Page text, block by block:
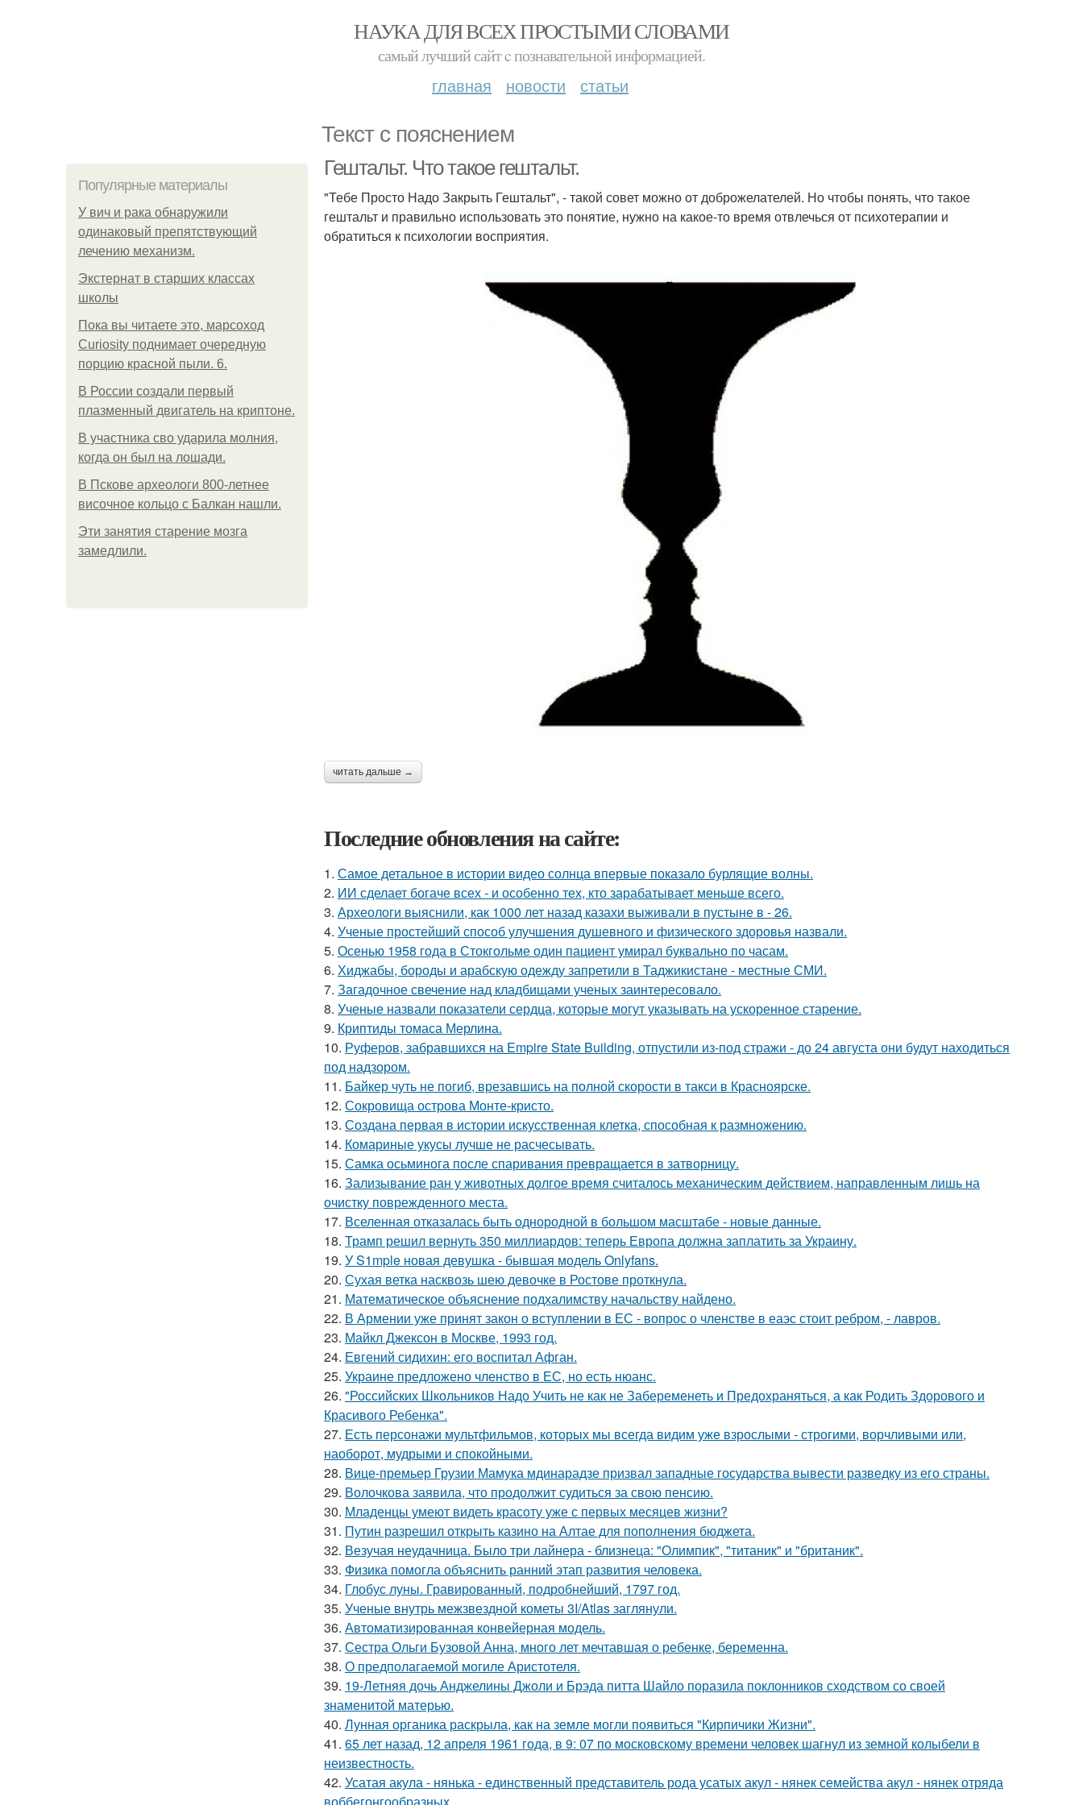
НАУКА ДЛЯ ВСЕХ ПРОСТЫМИ СЛОВАМИ
самый лучший сайт c познавательной информацией.
главная новости статьи
Текст с пояснением
Популярные материалы
У вич и рака обнаружили
одинаковый препятствующий
лечению механизм.
Экстернат в старших классах
школы
Пока вы читаете это, марсоход
Curiosity поднимает очередную
порцию красной пыли. 6.
В России создали первый
плазменный двигатель на криптоне.
В участника сво ударила молния,
когда он был на лошади.
В Пскове археологи 800-летнее
височное кольцо с Балкан нашли.
Эти занятия старение мозга
замедлили.
Гештальт. Что такое гештальт.
"Тебе Просто Надо Закрыть Гештальт", - такой совет можно от доброжелателей. Но чтобы понять, что такое
гештальт и правильно использовать это понятие, нужно на какое-то время отвлечься от психотерапии и
обратиться к психологии восприятия.
читать дальше →
Последние обновления на сайте:
1. Самое детальное в истории видео солнца впервые показало бурлящие волны.
2. ИИ сделает богаче всех - и особенно тех, кто зарабатывает меньше всего.
3. Археологи выяснили, как 1000 лет назад казахи выживали в пустыне в - 26.
4. Ученые простейший способ улучшения душевного и физического здоровья назвали.
5. Осенью 1958 года в Стокгольме один пациент умирал буквально по часам.
6. Хиджабы, бороды и арабскую одежду запретили в Таджикистане - местные СМИ.
7. Загадочное свечение над кладбищами ученых заинтересовало.
8. Ученые назвали показатели сердца, которые могут указывать на ускоренное старение.
9. Криптиды томаса Мерлина.
10. Руферов, забравшихся на Empire State Building, отпустили из-под стражи - до 24 августа они будут находиться
под надзором.
11. Байкер чуть не погиб, врезавшись на полной скорости в такси в Красноярске.
12. Сокровища острова Монте-кристо.
13. Создана первая в истории искусственная клетка, способная к размножению.
14. Комариные укусы лучше не расчесывать.
15. Самка осьминога после спаривания превращается в затворницу.
16. Зализывание ран у животных долгое время считалось механическим действием, направленным лишь на
очистку поврежденного места.
17. Вселенная отказалась быть однородной в большом масштабе - новые данные.
18. Трамп решил вернуть 350 миллиардов: теперь Европа должна заплатить за Украину.
19. У S1mple новая девушка - бывшая модель Onlyfans.
20. Сухая ветка насквозь шею девочке в Ростове проткнула.
21. Математическое объяснение подхалимству начальству найдено.
22. В Армении уже принят закон о вступлении в ЕС - вопрос о членстве в еаэс стоит ребром, - лавров.
23. Майкл Джексон в Москве, 1993 год.
24. Евгений сидихин: его воспитал Афган.
25. Украине предложено членство в ЕС, но есть нюанс.
26. "Российских Школьников Надо Учить не как не Забеременеть и Предохраняться, а как Родить Здорового и
Красивого Ребенка".
27. Есть персонажи мультфильмов, которых мы всегда видим уже взрослыми - строгими, ворчливыми или,
наоборот, мудрыми и спокойными.
28. Вице-премьер Грузии Мамука мдинарадзе призвал западные государства вывести разведку из его страны.
29. Волочкова заявила, что продолжит судиться за свою пенсию.
30. Младенцы умеют видеть красоту уже с первых месяцев жизни?
31. Путин разрешил открыть казино на Алтае для пополнения бюджета.
32. Везучая неудачница. Было три лайнера - близнеца: "Олимпик", "титаник" и "британик".
33. Физика помогла объяснить ранний этап развития человека.
34. Глобус луны. Гравированный, подробнейший, 1797 год.
35. Ученые внутрь межзвездной кометы 3I/Atlas заглянули.
36. Автоматизированная конвейерная модель.
37. Сестра Ольги Бузовой Анна, много лет мечтавшая о ребенке, беременна.
38. О предполагаемой могиле Аристотеля.
39. 19-Летняя дочь Анджелины Джоли и Брэда питта Шайло поразила поклонников сходством со своей
знаменитой матерью.
40. Лунная органика раскрыла, как на земле могли появиться "Кирпичики Жизни".
41. 65 лет назад, 12 апреля 1961 года, в 9: 07 по московскому времени человек шагнул из земной колыбели в
неизвестность.
42. Усатая акула - нянька - единственный представитель рода усатых акул - нянек семейства акул - нянек отряда